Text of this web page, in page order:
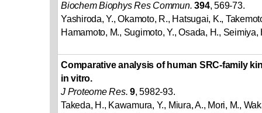
Biochem Biophys Res Commun. 394, 569-73.
Yashiroda, Y., Okamoto, R., Hatsugai, K.,
Hamamoto, M., Sugimoto, Y., Osada, H.,
Comparative analysis of human SRC-family
in vitro.
J Proteome Res. 9, 5982-93.
Takeda, H., Kawamura, Y., Miura, A., Mori, M.,